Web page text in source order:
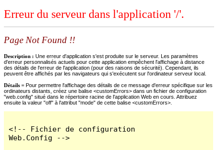
Erreur du serveur dans l'application '/'.
Page Not Found !!
Description : Une erreur d'application s'est produite sur le serveur. Les paramètres
d'erreur personnalisés actuels pour cette application empêchent l'affichage à distance
des détails de l'erreur de l'application (pour des raisons de sécurité). Cependant, ils
peuvent être affichés par les navigateurs qui s'exécutent sur l'ordinateur serveur local.
Détails = Pour permettre l'affichage des détails de ce message d'erreur spécifique sur les
ordinateurs distants, créez une balise <customErrors> dans un fichier de configuration
"web.config" situé dans le répertoire racine de l'application Web en cours. Attribuez
ensuite la valeur "off" à l'attribut "mode" de cette balise <customErrors>.
<!-- Fichier de configuration
Web.Config -->